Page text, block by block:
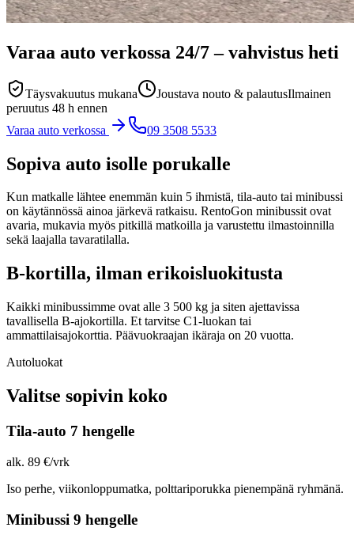
Varaa auto verkossa 24/7– vahvistus heti
Täysvakuutus mukana Joustava nouto & palautusIlmainen
peruutus 48 h ennen
Varaa auto verkossa
09 3508 5533
Sopiva auto isolle porukalle
Kun matkalle lähtee enemmän kuin 5 ihmistä, tila-auto tai minibussi
on käytännössä ainoa järkevä ratkaisu. RentoGon minibussit ovat
avaria, mukavia myös pitkillä matkoilla ja varustettu ilmastoinnilla
sekä laajalla tavaratilalla.
B-kortilla, ilman erikoisluokitusta
Kaikki minibussimme ovat alle 3 500 kg ja siten ajettavissa
tavallisella B-ajokortilla. Et tarvitse C1-luokan tai
ammattilaisajokorttia. Päävuokraajan ikäraja on 20 vuotta.
Autoluokat
Valitse sopivin koko
Tila-auto 7 hengelle
alk. 89 €/vrk
Iso perhe, viikonloppumatka, polttariporukka pienempänä ryhmänä.
Minibussi 9 hengelle